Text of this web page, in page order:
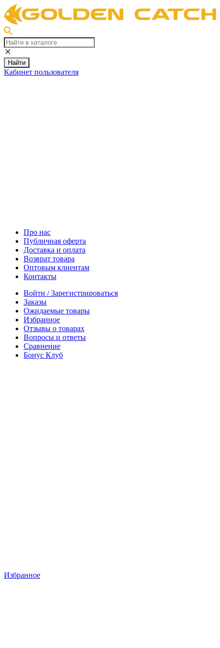
Найти
Кабинет пользователя
Про нас
Публичная оферта
Доставка и оплата
Возврат товара
Оптовым клиентам
Контакты
Войти / Зарегистрироваться
Заказы
Ожидаемые товары
Избранное
Отзывы о товарах
Вопросы и ответы
Сравнение
Бонус Клуб
Избранное